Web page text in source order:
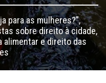
para as mulheres?”,
sobre direito à cidade,
alimentar e direito das